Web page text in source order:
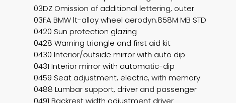
03DZ Omission of additional lettering, outer
03FA BMW lt-alloy wheel aerodyn.858M MB STD
0420 Sun protection glazing
0428 Warning triangle and first aid kit
0430 Interior/outside mirror with auto dip
0431 Interior mirror with automatic-dip
0459 Seat adjustment, electric, with memory
0488 Lumbar support, driver and passenger
0491 Backrest width adjustment driver